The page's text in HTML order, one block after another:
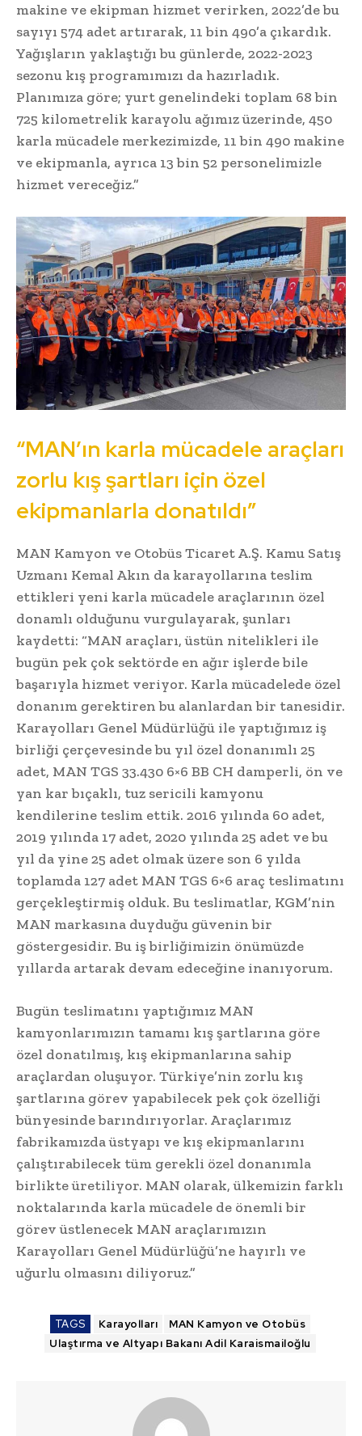
makine ve ekipman hizmet verirken, 2022’de bu
sayıyı 574 adet artırarak, 11 bin 490’a çıkardık.
Yağışların yaklaştığı bu günlerde, 2022-2023
sezonu kış programımızı da hazırladık.
Planımıza göre; yurt genelindeki toplam 68 bin
725 kilometrelik karayolu ağımız üzerinde, 450
karla mücadele merkezimizde, 11 bin 490 makine
ve ekipmanla, ayrıca 13 bin 52 personelimizle
hizmet vereceğiz.”
“MAN’ın karla mücadele araçları
zorlu kış şartları için özel
ekipmanlarla donatıldı”
MAN Kamyon ve Otobüs Ticaret A.Ş. Kamu Satış
Uzmanı Kemal Akın da karayollarına teslim
ettikleri yeni karla mücadele araçlarının özel
donamlı olduğunu vurgulayarak, şunları
kaydetti: “MAN araçları, üstün nitelikleri ile
bugün pek çok sektörde en ağır işlerde bile
başarıyla hizmet veriyor. Karla mücadelede özel
donanım gerektiren bu alanlardan bir tanesidir.
Karayolları Genel Müdürlüğü ile yaptığımız iş
birliği çerçevesinde bu yıl özel donanımlı 25
adet, MAN TGS 33.430 6×6 BB CH damperli, ön ve
yan kar bıçaklı, tuz sericili kamyonu
kendilerine teslim ettik. 2016 yılında 60 adet,
2019 yılında 17 adet, 2020 yılında 25 adet ve bu
yıl da yine 25 adet olmak üzere son 6 yılda
toplamda 127 adet MAN TGS 6×6 araç teslimatını
gerçekleştirmiş olduk. Bu teslimatlar, KGM’nin
MAN markasına duyduğu güvenin bir
göstergesidir. Bu iş birliğimizin önümüzde
yıllarda artarak devam edeceğine inanıyorum.
Bugün teslimatını yaptığımız MAN
kamyonlarımızın tamamı kış şartlarına göre
özel donatılmış, kış ekipmanlarına sahip
araçlardan oluşuyor. Türkiye’nin zorlu kış
şartlarına görev yapabilecek pek çok özelliği
bünyesinde barındırıyorlar. Araçlarımız
fabrikamızda üstyapı ve kış ekipmanlarını
çalıştırabilecek tüm gerekli özel donanımla
birlikte üretiliyor. MAN olarak, ülkemizin farklı
noktalarında karla mücadele de önemli bir
görev üstlenecek MAN araçlarımızın
Karayolları Genel Müdürlüğü’ne hayırlı ve
uğurlu olmasını diliyoruz.”
TAGS Karayolları
MAN Kamyon ve Otobüs
Ulaştırma ve Altyapı Bakanı Adil Karaismailoğlu